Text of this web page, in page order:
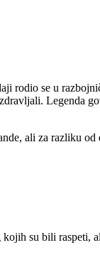
rodio se u
Legenda
ali za razliku
su bili